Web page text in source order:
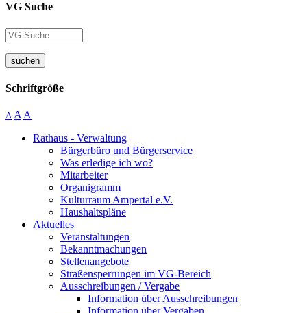
VG Suche
suchen
Schriftgröße
A A A
Rathaus - Verwaltung
Bürgerbüro und Bürgerservice
Was erledige ich wo?
Mitarbeiter
Organigramm
Kulturraum Ampertal e.V.
Haushaltspläne
Aktuelles
Veranstaltungen
Bekanntmachungen
Stellenangebote
Straßensperrungen im VG-Bereich
Ausschreibungen / Vergabe
Information über Ausschreibungen
Information über Vergaben